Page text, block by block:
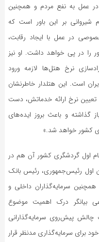
در عمل به نفع مردم و همچنین
شیروانی بر این باور است که
در عمل با ایجاد رقابت،
در پی خواهد داشت. او نیز
نرخ هتل‌ها لازمه ورود
است. این هتلدار خاطرنشان
تعیین نرخ ارائه خدماتش، دست
گذاشته و باعث بروز ایده‌های
کشور خواهد شد.»
اول گردشگری کشور آن هم در
اول رئیس‌جمهوری، رئیس بانک
سرمایه‌گذاران داخلی و
بیانگر درک اهمیت موضوع
پیش‌روی سرمایه‌گذارانی
برای سرمایه‌گذاری مدنظر قرار